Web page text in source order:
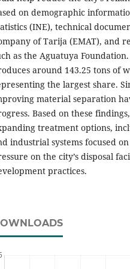
on demographic
(INE), technical
of Tarija (EMAT), and
as the Aguatuya
around 143.25 tons of
the largest share.
material separation
Based on these
treatment options,
industrial systems focused
on the city’s disposal
practices.